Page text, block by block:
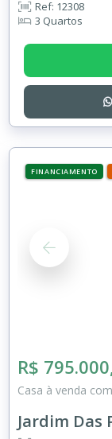
Ref: 12308
3 Quartos
FINANCIAMENTO
R$
Casa à venda
Jardim Das